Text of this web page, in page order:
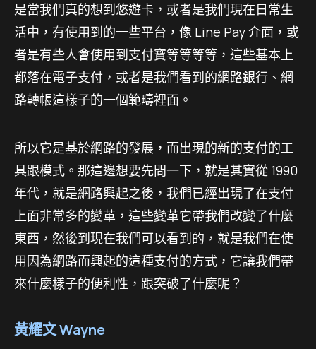
是當我們真的想到悠遊卡，或者是我們現在日常生
活中，有使用到的一些平台，像 Line Pay 介面，或
者是有些人會使用到支付寶等等等等，這些基本上
都落在電子支付，或者是我們看到的網路銀行、網
路轉帳這樣子的一個範疇裡面。
所以它是基於網路的發展，而出現的新的支付的工
具跟模式。那這邊想要先問一下，就是其實從 1990
年代，就是網路興起之後，我們已經出現了在支付
上面非常多的變革，這些變革它帶我們改變了什麼
東西，然後到現在我們可以看到的，就是我們在使
用因為網路而興起的這種支付的方式，它讓我們帶
來什麼樣子的便利性，跟突破了什麼呢？
黃耀文 Wayne